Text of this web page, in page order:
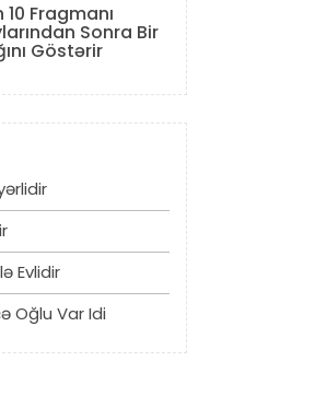
10 Fragmanı
Sonra Bir
Göstərir
Evlidir
Oğlu Var Idi